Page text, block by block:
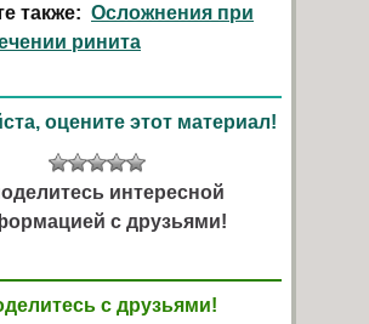
также: Осложнения при
ринита
оцените этот материал!
интересной
с друзьями!
с друзьями!